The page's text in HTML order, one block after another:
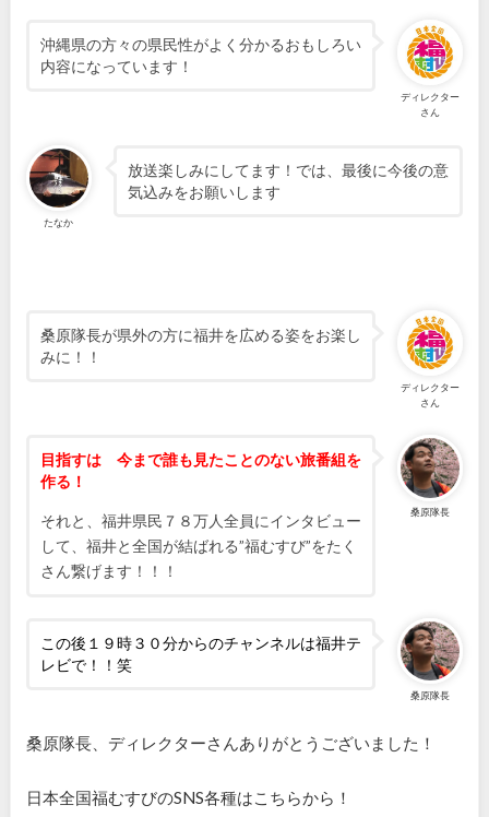
ディレクター
さん
沖縄県の方々の県民性がよく分かるおもしろい
内容になっています！
たなか
放送楽しみにしてます！では、最後に今後の意
気込みをお願いします
ディレクター
さん
桑原隊長が県外の方に福井を広める姿をお楽し
みに！！
桑原隊長
目指すは 今まで誰も見たことのない旅番組を
作る！
それと、福井県民７８万人全員にインタビュー
して、福井と全国が結ばれる”福むすび”をたく
さん繋げます！！！
桑原隊長
この後１９時３０分からのチャンネルは福井テ
レビで！！笑
桑原隊長、ディレクターさんありがとうございました！
日本全国福むすびのSNS各種はこちらから！